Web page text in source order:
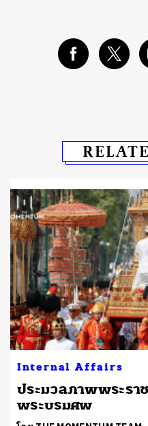
Internal Affairs
ประมวลภาพพระรา
พระบรมศพ